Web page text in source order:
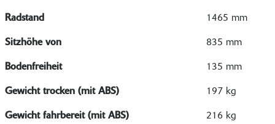
Radstand 1465 mm
Sitzhöhe von 835 mm
Bodenfreiheit 135 mm
Gewicht trocken (mit ABS) 197 kg
Gewicht fahrbereit (mit ABS) 216 kg